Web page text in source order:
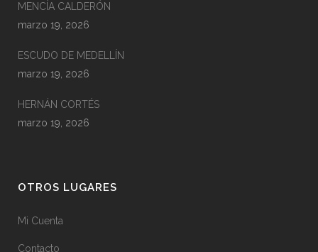
MENCÍA CALDERÓN
marzo 19, 2026
ESCUDO DE MEDELLÍN
marzo 19, 2026
HERNÁN CORTÉS
marzo 19, 2026
OTROS LUGARES
Mi Cuenta
Contacto